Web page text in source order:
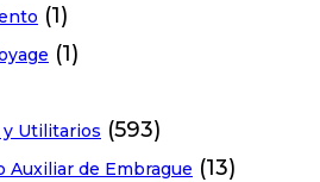
(1)
(1)
Utilitarios (593)
Auxiliar de Embrague (13)